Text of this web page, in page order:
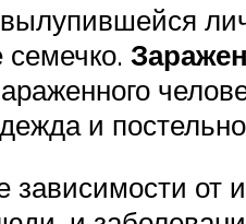
вылупившейся
семечко.
и
зависимости от